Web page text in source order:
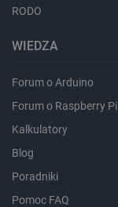
RODO
WIEDZA
Forum o Arduino
Forum o Raspberry Pi
Kalkulatory
Blog
Poradniki
Pomoc FAQ